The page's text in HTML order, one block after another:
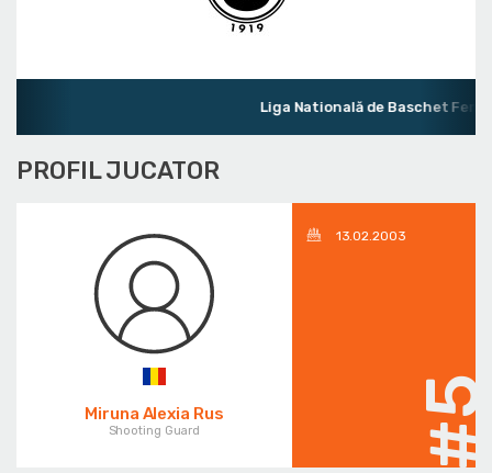
Liga Natională de Baschet
PROFIL JUCATOR
Miruna Alexia Rus
Shooting Guard
13.02.2003